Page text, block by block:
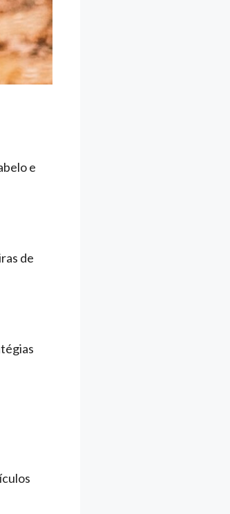
e
de